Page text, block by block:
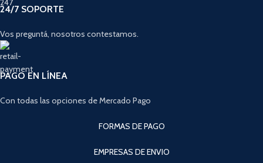
24/7 SOPORTE
Vos preguntá, nosotros contestamos.
PAGO EN LÍNEA
Con todas las opciones de Mercado Pago
FORMAS DE PAGO
EMPRESAS DE ENVIO